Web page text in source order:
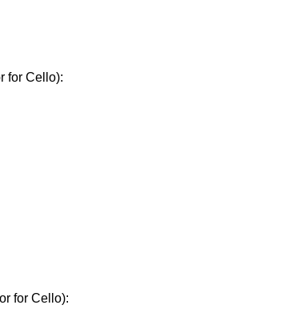
for Cello):
for Cello):